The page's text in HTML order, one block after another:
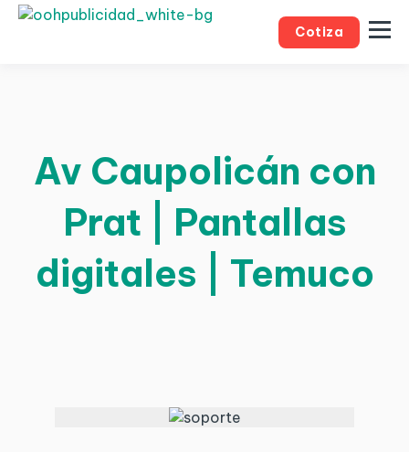
Cotiza
Av Caupolicán con
Prat | Pantallas
digitales | Temuco